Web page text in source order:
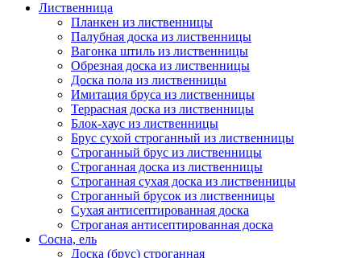
Лиственница
Планкен из лиственницы
Палубная доска из лиственницы
Вагонка штиль из лиственницы
Обрезная доска из лиственницы
Доска пола из лиственницы
Имитация бруса из лиственницы
Террасная доска из лиственницы
Блок-хаус из лиственницы
Брус сухой строганный из лиственницы
Строганный брус из лиственницы
Строганная доска из лиственницы
Строганная сухая доска из лиственницы
Строганный брусок из лиственницы
Сухая антисептированная доска
Строганая антисептированная доска
Сосна, ель
Доска (брус) строганная